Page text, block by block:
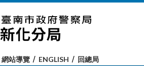
網站導覽 ENGLISH 回總局